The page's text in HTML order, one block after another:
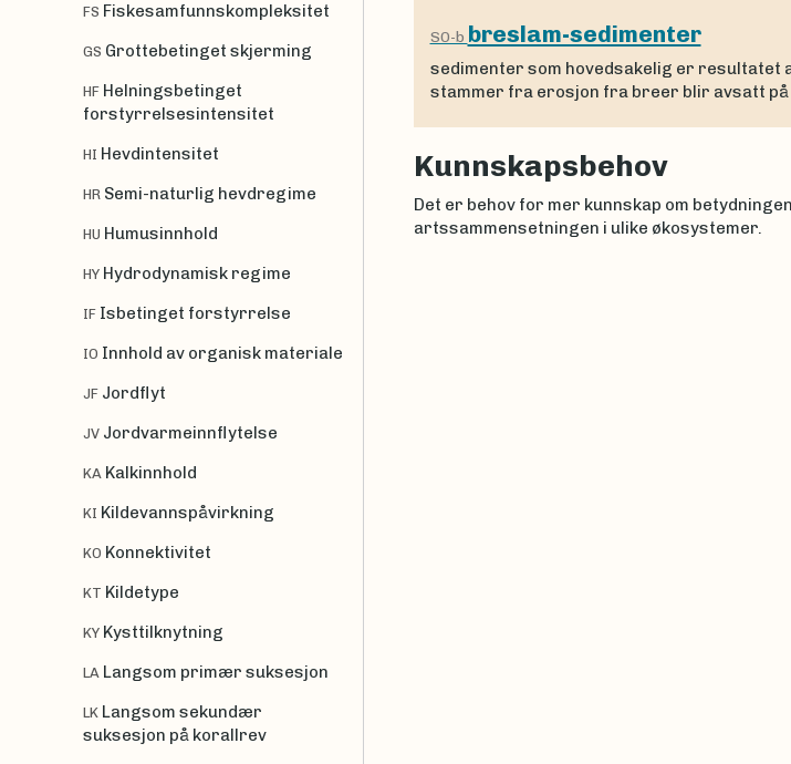
SO-b breslam-sedimenter
sedimenter som hovedsakelig er resultatet
stammer fra erosjon fra breer blir avsatt på
Kunnskapsbehov
Det er behov for mer kunnskap om
artssammensetningen i ulike økosystemer.
FS Fiskesamfunnskompleksitet
GS Grottebetinget skjerming
HF Helningsbetinget
forstyrrelsesintensitet
HI Hevdintensitet
HR Semi-naturlig hevdregime
HU Humusinnhold
HY Hydrodynamisk regime
IF Isbetinget forstyrrelse
IO Innhold av organisk materiale
JF Jordflyt
JV Jordvarmeinnflytelse
KA Kalkinnhold
KI Kildevannspåvirkning
KO Konnektivitet
KT Kildetype
KY Kysttilknytning
LA Langsom primær suksesjon
LK Langsom sekundær
suksesjon på korallrev